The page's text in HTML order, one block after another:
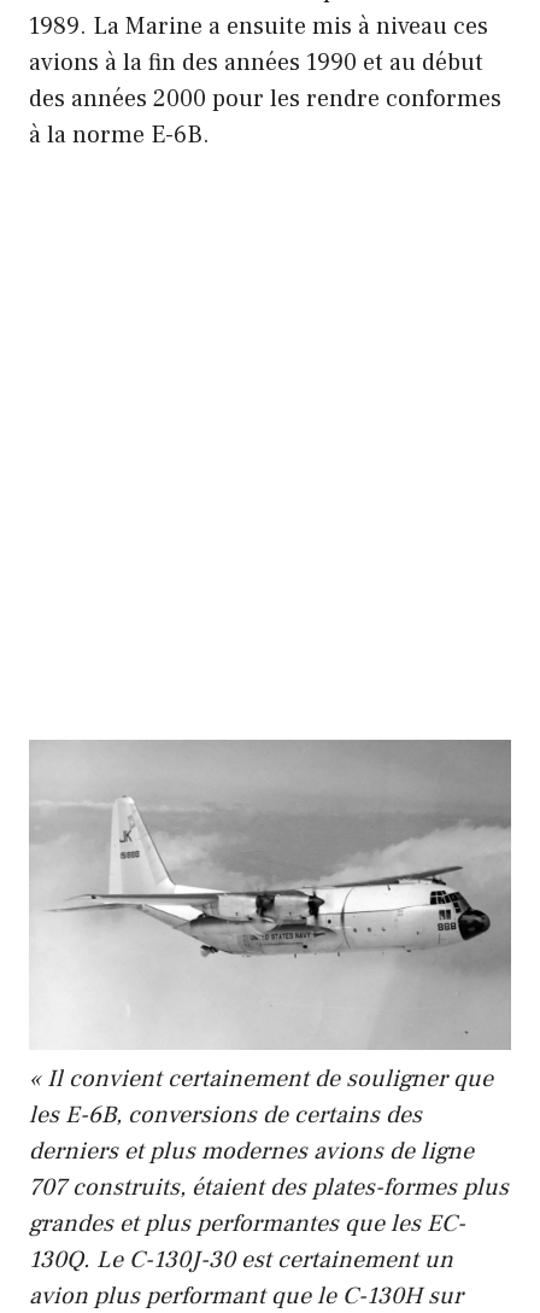
1989. La Marine a ensuite mis à niveau ces
avions à la fin des années 1990 et au début
des années 2000 pour les rendre conformes
à la norme E-6B.
« Il convient certainement de souligner que
les E-6B, conversions de certains des
derniers et plus modernes avions de ligne
707 construits, étaient des plates-formes plus
grandes et plus performantes que les EC-
130Q. Le C-130J-30 est certainement un
avion plus performant que le C-130H sur